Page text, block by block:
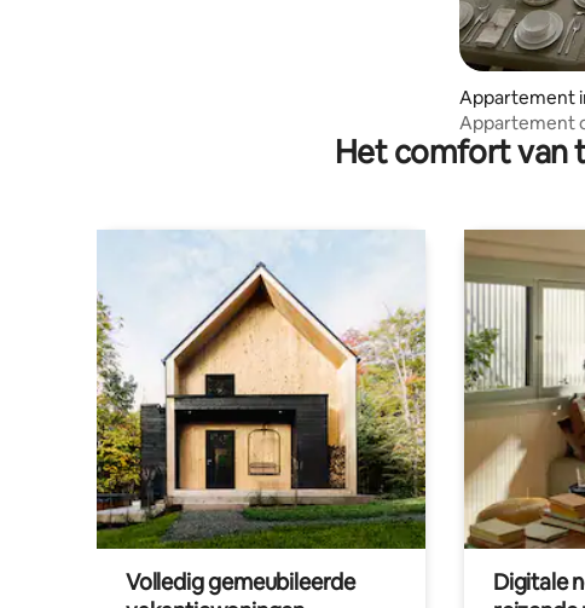
Appartement
Appartement
van de zee
Het comfort van
Volledig gemeubileerde
Digitale